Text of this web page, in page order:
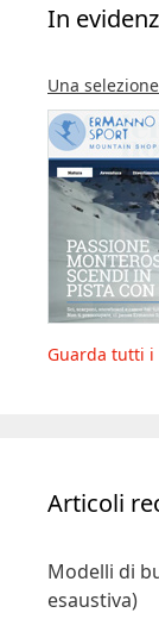
In
Una
Guarda tutti i
Articoli
Modelli di
esaustiva)